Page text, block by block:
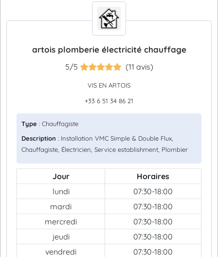
artois plomberie électricité chauffage
5/5 (11 avis)
VIS EN ARTOIS
+33 6 51 34 86 21
Type : Chauffagiste
Description : Installation VMC Simple & Double Flux,
Chauffagiste, Électricien, Service establishment, Plombier
Jour
Horaires
lundi
07:30-18:00
mardi
07:30-18:00
mercredi
07:30-18:00
jeudi
07:30-18:00
vendredi
07:30-18:00